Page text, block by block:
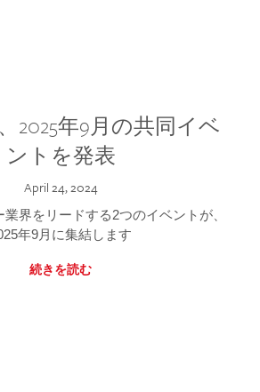
2025年9月の共同イベ
ントを発表
April 24, 2024
界をリードする2つのイベントが、
年9月に集結します
続きを読む